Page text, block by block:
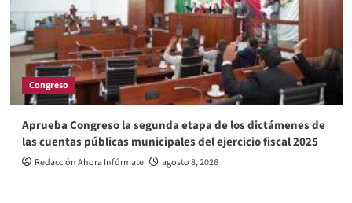
Congreso
Aprueba Congreso la segunda etapa de los dictámenes de
las cuentas públicas municipales del ejercicio fiscal 2025
Redacción Ahora Infórmate agosto 8, 2026